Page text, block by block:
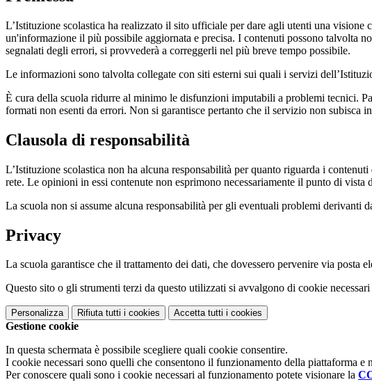
L’Istituzione scolastica ha realizzato il sito ufficiale per dare agli utenti una
un'informazione il più possibile aggiornata e precisa. I contenuti possono talvolta
segnalati degli errori, si provvederà a correggerli nel più breve tempo possibile.
Le informazioni sono talvolta collegate con siti esterni sui quali i servizi
È cura della scuola ridurre al minimo le disfunzioni imputabili a problemi tecnici.
formati non esenti da errori. Non si garantisce pertanto che il servizio non
Clausola di responsabilità
L’Istituzione scolastica non ha alcuna responsabilità per quanto riguarda i
rete. Le opinioni in essi contenute non esprimono necessariamente il punto di vista
La scuola non si assume alcuna responsabilità per gli eventuali problemi derivanti
Privacy
La scuola garantisce che il trattamento dei dati, che dovessero pervenire via
Questo sito o gli strumenti terzi da questo utilizzati si avvalgono di cookie
Personalizza Rifiuta tutti i cookies Accetta tutti i cookies
Gestione cookie
In questa schermata è possibile scegliere quali cookie consentire.
I cookie necessari sono quelli che consentono il funzionamento della piattaforma e
Per conoscere quali sono i cookie necessari al funzionamento potete visionare la